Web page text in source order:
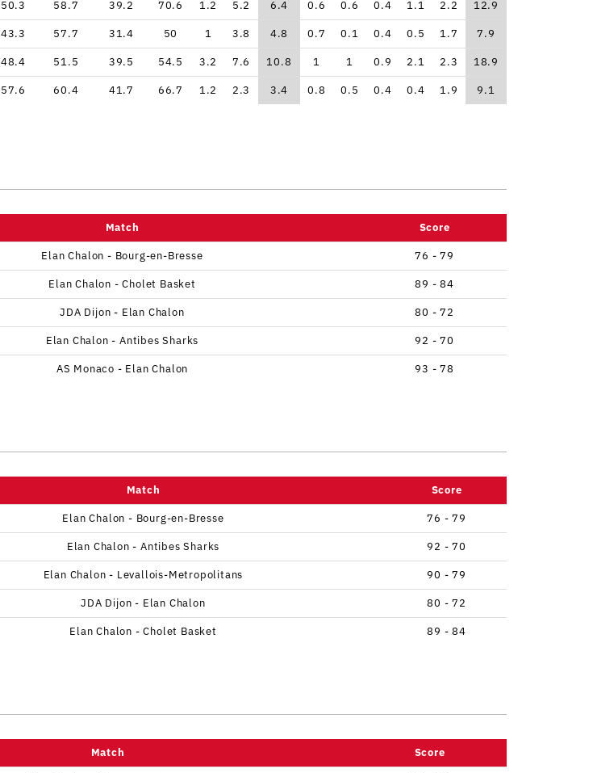
50.3 58.7 39.2 70.6 1.2 5.2 6.4 0.6 0.6 0.4 1.1 2.2 12.9
43.3 57.7 31.4 50 1 3.8 4.8 0.7 0.1 0.4 0.5 1.7 7.9
48.4 51.5 39.5 54.5 3.2 7.6 10.8 1 1 0.9 2.1 2.3 18.9
57.6 60.4 41.7 66.7 1.2 2.3 3.4 0.8 0.5 0.4 0.4 1.9 9.1
Match Score
Elan Chalon - Bourg-en-Bresse 76 - 79
Elan Chalon - Cholet Basket 89 - 84
JDA Dijon - Elan Chalon 80 - 72
Elan Chalon - Antibes Sharks 92 - 70
AS Monaco - Elan Chalon 93 - 78
Match Score
Elan Chalon - Bourg-en-Bresse 76 - 79
Elan Chalon - Antibes Sharks 92 - 70
Elan Chalon - Levallois-Metropolitans 90 - 79
JDA Dijon - Elan Chalon 80 - 72
Elan Chalon - Cholet Basket 89 - 84
Match Score